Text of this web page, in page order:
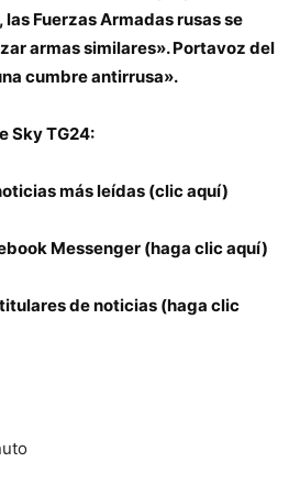
Fuerzas Armadas rusas se
armas similares». Portavoz del
cumbre antirrusa».
Sky TG24:
más leídas (clic aquí)
Messenger (haga clic aquí)
de noticias (haga clic